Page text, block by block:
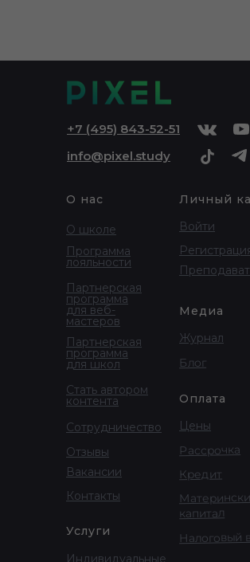
+7 (495) 843-52-51
info@pixel.study
О нас
О школе
Отзывы
Сотрудничество
Партнерская
программа
для веб-
мастеров
Партнерская
программа
для школ
Стать автором
контента
Вакансии
Контакты
Программа
лояльности
Услуги
Индивидуальные
Личный
Войти
Медиа
Журнал
Блог
Оплата
Цены
Рассрочка
Кредит
капитал
Налоговый